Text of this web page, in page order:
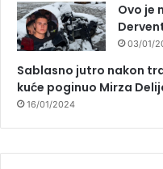
Ovo je
03/01/
Sablasno jutro nakon
kuće poginuo Mirza
16/01/2024